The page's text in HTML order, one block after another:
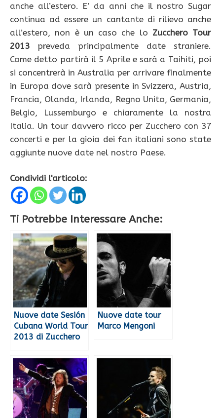
anche all’estero. E’ da anni che il nostro Sugar
continua ad essere un cantante di rilievo anche
all’estero, non è un caso che lo Zucchero Tour
2013 preveda principalmente date straniere.
Come detto partirà il 5 Aprile e sarà a Taihiti, poi
si concentrerà in Australia per arrivare finalmente
in Europa dove sarà presente in Svizzera, Austria,
Francia, Olanda, Irlanda, Regno Unito, Germania,
Belgio, Lussemburgo e chiaramente la nostra
Italia. Un tour davvero ricco per Zucchero con 37
concerti e per la gioia dei fan italiani sono state
aggiunte nuove date nel nostro Paese.
Condividi l'articolo:
Ti Potrebbe Interessare Anche:
Nuove date Sesión
Cubana World Tour
2013 di Zucchero
Nuove date tour
Marco Mengoni